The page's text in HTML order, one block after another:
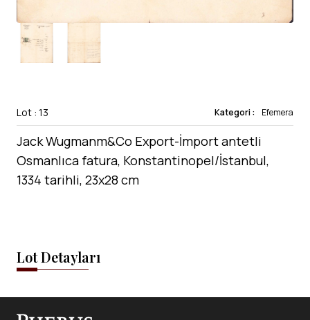
Lot : 13 Kategori : Efemera
Jack Wugmanm&Co Export-İmport antetli
Osmanlıca fatura, Konstantinopel/İstanbul,
1334 tarihli, 23x28 cm
Lot Detayları